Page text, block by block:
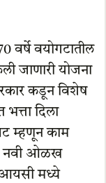
वर्षे वयोगटातील
जाणारी योजना
कडून विशेष
भत्ता दिला
म्हणून काम
नवी ओळख
मध्ये